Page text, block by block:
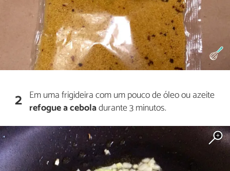
2 Em uma frigideira com um pouco de óleo ou azeite
refogue a ceboladurante 3 minutos.